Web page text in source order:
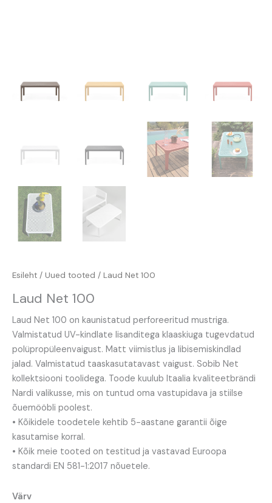
Esileht / Uued tooted / Laud Net 100
Laud Net 100
Laud Net 100 on kaunistatud perforeeritud mustriga.
Valmistatud UV-kindlate lisanditega klaaskiuga tugevdatud
polüpropüleenvaigust. Matt viimistlus ja libisemiskindlad
jalad. Valmistatud taaskasutatavast vaigust. Sobib Net
kollektsiooni toolidega. Toode kuulub Itaalia kvaliteetbrändi
Nardi valikusse, mis on tuntud oma vastupidava ja stiilse
õuemööbli poolest.
• Kõikidele toodetele kehtib 5-aastane garantii õige
kasutamise korral.
• Kõik meie tooted on testitud ja vastavad Euroopa
standardi EN 581-1:2017 nõuetele.
Värv